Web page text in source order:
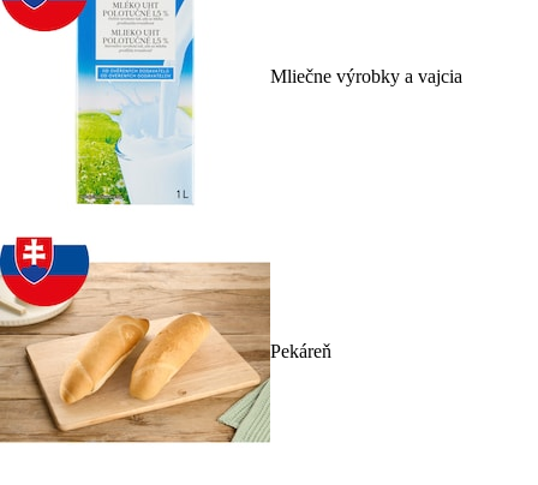
Mliečne výrobky a vajcia
Pekáreň